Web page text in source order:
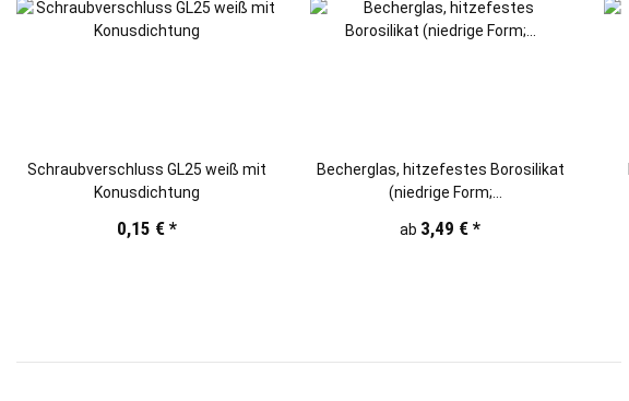
Schraubverschluss GL25 weiß mit
Konusdichtung
0,15 € *
Becherglas, hitzefestes Borosilikat
(niedrige Form;
ab 3,49 €*